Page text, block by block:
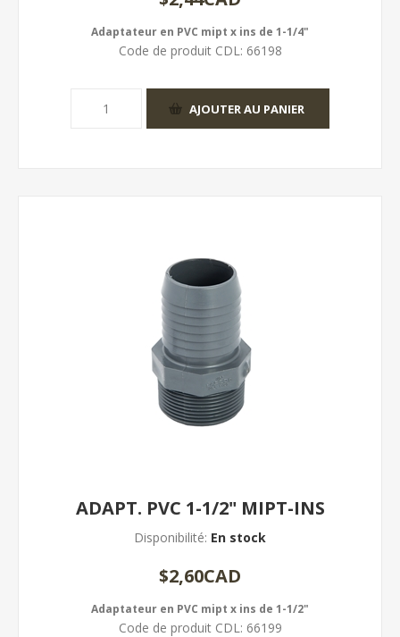
Adaptateur en PVC mipt x ins de 1-1/4"
Code de produit CDL: 66198
ADAPT. PVC 1-1/2" MIPT-INS
Disponibilité: En stock
$2,60CAD
Adaptateur en PVC mipt x ins de 1-1/2"
Code de produit CDL: 66199